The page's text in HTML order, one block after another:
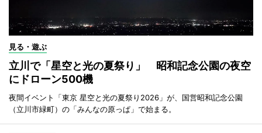
見る・遊ぶ
立川で「星空と光の夏祭り」 昭和記念公園の夜空
にドローン500機
夜間イベント「東京 星空と光の夏祭り2026」が、国営昭和記念公園
（立川市緑町）の「みんなの原っぱ」で始まる。